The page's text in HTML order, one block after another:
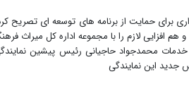
برای حمایت از برنامه های توسعه ای تصریح
افزایی لازم را با مجموعه اداره کل میراث
خدمات محمدجواد حاجیانی رئیس پیشین
جدید این نمایندگی